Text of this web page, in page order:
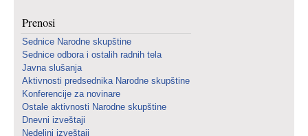
Prenosi
Sednice Narodne skupštine
Sednice odbora i ostalih radnih tela
Javna slušanja
Aktivnosti predsednika Narodne skupštine
Konferencije za novinare
Ostale aktivnosti Narodne skupštine
Dnevni izveštaji
Nedeljni izveštaji